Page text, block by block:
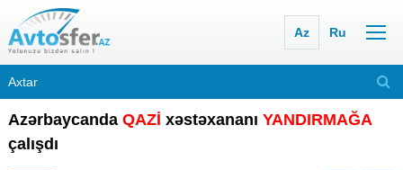
Az Ru
Azərbaycanda QAZİ xəstəxananı YANDIRMAĞA
çalışdı